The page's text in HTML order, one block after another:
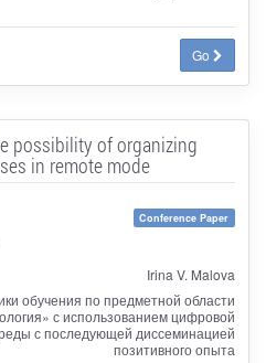
Go
possibility of organizing
in remote mode
Conference Paper
Irina V. Malova
обучения по предметной области
с использованием цифровой
с последующей диссеминацией
позитивного опыта